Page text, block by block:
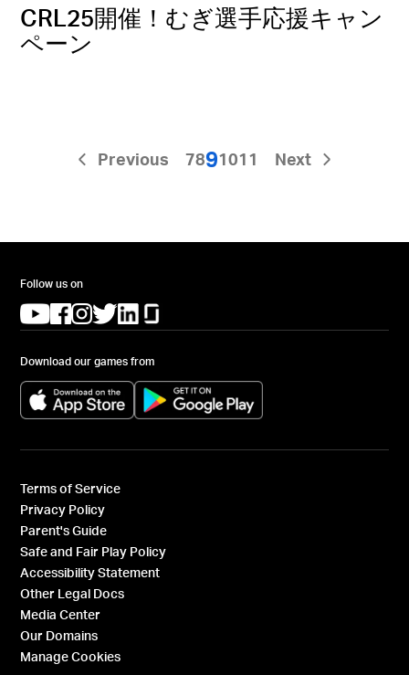
CRL25開催！むぎ選手応援キャン
ペーン
Previous 7891011 Next
Follow us on
(opens in a new tab)
(opens in a new tab)
(opens in a new tab)
(opens in a new tab)
(opens in a new tab)
Download our games from
(opens in a new tab) (opens in a new tab)
Terms of Service
Privacy Policy
Parent's Guide
Safe and Fair Play Policy
Accessibility Statement
Other Legal Docs
Media Center
Our Domains
Manage Cookies